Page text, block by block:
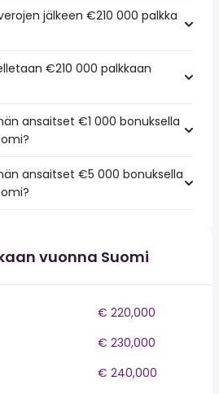
jälkeen €210 000 palkka
€210 000 palkkaan
ansaitset €1 000 bonuksella
ansaitset €5 000 bonuksella
vuonna Suomi
€ 220,000
€ 230,000
€ 240,000